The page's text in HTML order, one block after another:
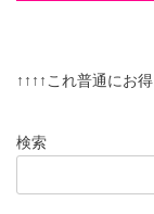
↑↑↑↑これ普通にお得
検索